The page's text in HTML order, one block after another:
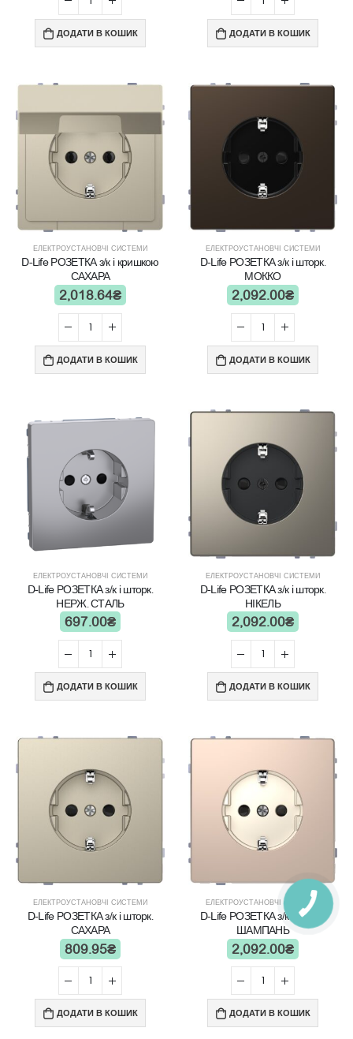
ДОДАТИ В КОШИК ДОДАТИ В КОШИК
ЕЛЕКТРОУСТАНОВЧІ СИСТЕМИ
D-Life РОЗЕТКА з/к і кришкою
САХАРА
2,018.64₴
ДОДАТИ В КОШИК
ЕЛЕКТРОУСТАНОВЧІ СИСТЕМИ
D-Life РОЗЕТКА з/к і шторк.
МОККО
2,092.00₴
ДОДАТИ В КОШИК
ЕЛЕКТРОУСТАНОВЧІ СИСТЕМИ
D-Life РОЗЕТКА з/к і шторк.
НЕРЖ. СТАЛЬ
697.00₴
ДОДАТИ В КОШИК
ЕЛЕКТРОУСТАНОВЧІ СИСТЕМИ
D-Life РОЗЕТКА з/к і шторк.
НІКЕЛЬ
2,092.00₴
ДОДАТИ В КОШИК
ЕЛЕКТРОУСТАНОВЧІ СИСТЕМИ
D-Life РОЗЕТКА з/к і шторк.
САХАРА
809.95₴
ДОДАТИ В КОШИК
ЕЛЕКТРОУСТАНОВЧІ СИСТЕМИ
D-Life РОЗЕТКА з/к і шторк.
ШАМПАНЬ
2,092.00₴
ДОДАТИ В КОШИК